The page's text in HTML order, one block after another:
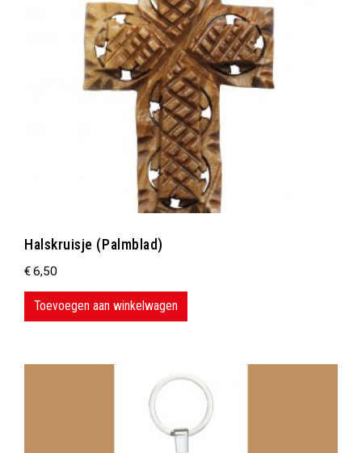
Halskruisje (Palmblad)
€6,50
Toevoegen aan winkelwagen